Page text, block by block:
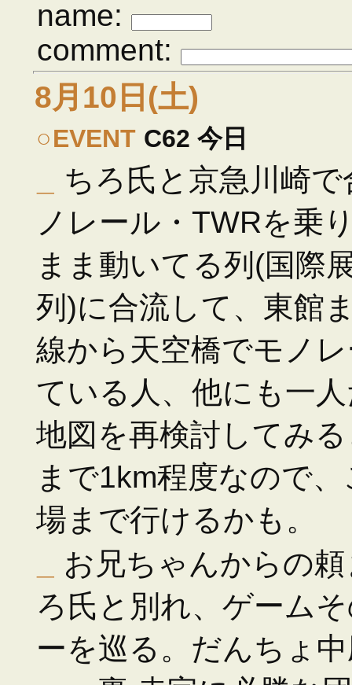
name:
comment:
8月10日(土)
○EVENT C62 今日
ちろ氏と京急川崎
ノレール・TWRを乗
まま動いてる列(国際
列)に合流して、東館
線から天空橋でモノ
ている人、他にも一
地図を再検討してみ
まで1km程度なので
場まで行けるかも。
お兄ちゃんからの
ろ氏と別れ、ゲーム
ーを巡る。だんちょ